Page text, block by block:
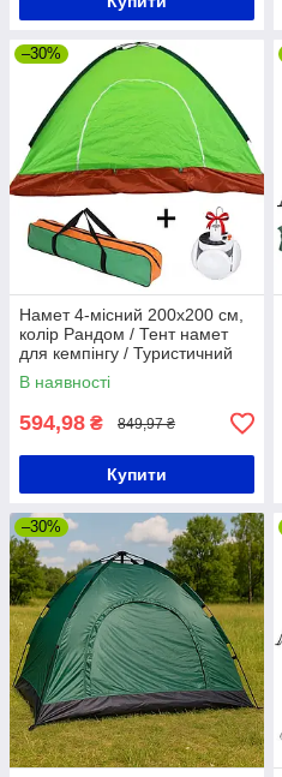
–30%
Намет 4-місний 200х200 см,
колір Рандом / Тент намет
для кемпінгу / Туристичний
намет на 4 особи
В наявності
594,98 ₴ 849,97 ₴
Купити
–30%